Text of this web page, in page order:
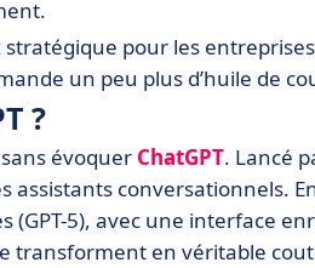
stratégique pour les
un peu plus d’huile de
?
évoquer ChatGPT. Lancé
conversationnels.
(GPT-5), avec une interface
transforment en véritable